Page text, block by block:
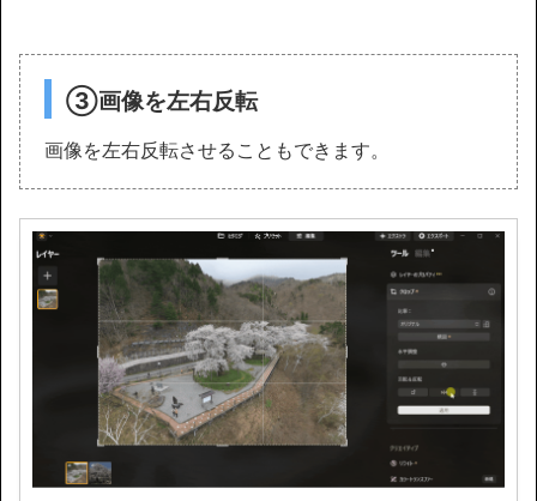
③画像を左右反転
画像を左右反転させることもできます。